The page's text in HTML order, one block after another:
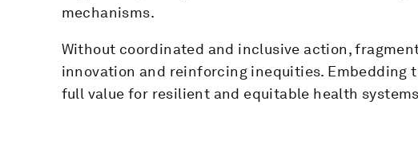
mechanisms.
Without coordinated and inclusive action,
innovation and reinforcing inequities. Embedding
full value for resilient and equitable health